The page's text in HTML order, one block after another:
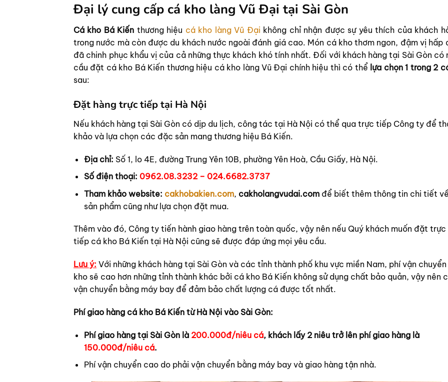
Đại lý cung cấp cá kho làng Vũ Đại tại Sài Gòn
Cá kho Bá Kiến thương hiệu cá kho làng Vũ Đại không chỉ nhận được sự yêu thích của khách
trong nước mà còn được du khách nước ngoài đánh giá cao. Món cá kho thơm ngon, đậm vị hấp
đã chinh phục khẩu vị của cả những thực khách khó tính nhất. Đối với khách hàng tại Sài Gòn có
cầu đặt cá kho Bá Kiến thương hiệu cá kho làng Vũ Đại chính hiệu thì có thể lựa chọn 1 trong 2
sau:
Đặt hàng trực tiếp tại Hà Nội
Nếu khách hàng tại Sài Gòn có dịp du lịch, công tác tại Hà Nội có thể qua trực tiếp Công ty để
khảo và lựa chọn các đặc sản mang thương hiệu Bá Kiến.
Địa chỉ: Số 1, lo 4E, đường Trung Yên 10B, phường Yên Hoà, Cầu Giấy, Hà Nội.
Số điện thoại: 0962.08.3232 – 024.6682.3737
Tham khảo website: cakhobakien.com, cakholangvudai.comđể biết thêm thông tin chi tiết về
sản phẩm cũng như lựa chọn đặt mua.
Thêm vào đó, Công ty tiến hành giao hàng trên toàn quốc, vậy nên nếu Quý khách muốn đặt trực
tiếp cá kho Bá Kiến tại Hà Nội cũng sẽ được đáp ứng mọi yêu cầu.
Lưu ý: Với những khách hàng tại Sài Gòn và các tỉnh thành phố khu vực miền Nam, phí vận
kho sẽ cao hơn những tỉnh thành khác bởi cá kho Bá Kiến không sử dụng chất bảo quản, vậy nên
vận chuyển bằng máy bay để đảm bảo chất lượng cá được tốt nhất.
Phí giao hàng cá kho Bá Kiến từ Hà Nội vào Sài Gòn:
Phí giao hàng tại Sài Gòn là 200.000đ/niêu cá, khách lấy 2 niêu trở lên phí giao hàng là
150.000đ/niêu cá.
Phí vận chuyển cao do phải vận chuyển bằng máy bay và giao hàng tận nhà.